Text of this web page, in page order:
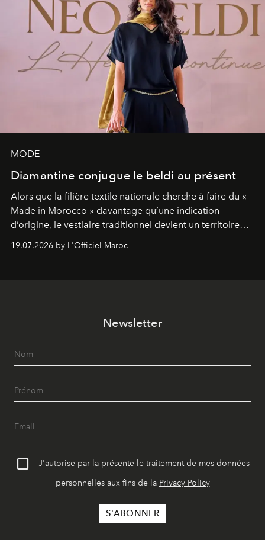
MODE
Diamantine conjugue le beldi au présent
Alors que la filière textile nationale cherche à faire du «
Made in Morocco » davantage qu’une indication
d’origine, le vestiaire traditionnel devient un territoire
révise les proportions et les usages pour l’inscrire dans
19.07.2026 by L'Officiel Maroc
Newsletter
J'autorise par la présente le traitement de mes données
personnelles aux fins de la Privacy Policy